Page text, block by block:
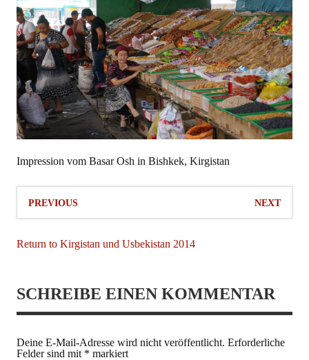
Impression vom Basar Osh in Bishkek, Kirgistan
PREVIOUS NEXT
Return to Kirgistan und Usbekistan 2014
SCHREIBE EINEN KOMMENTAR
Deine E-Mail-Adresse wird nicht veröffentlicht. Erforderliche
Felder sind mit * markiert